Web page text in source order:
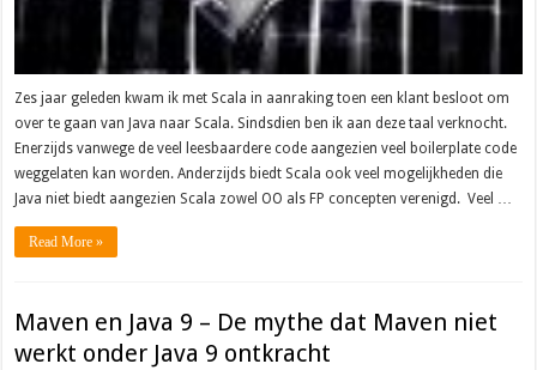
Zes jaar geleden kwam ik met Scala in aanraking toen een klant besloot om
over te gaan van Java naar Scala. Sindsdien ben ik aan deze taal verknocht.
Enerzijds vanwege de veel leesbaardere code aangezien veel boilerplate code
weggelaten kan worden. Anderzijds biedt Scala ook veel mogelijkheden die
Java niet biedt aangezien Scala zowel OO als FP concepten verenigd. Veel …
Read More »
Maven en Java 9 – De mythe dat Maven niet
werkt onder Java 9 ontkracht